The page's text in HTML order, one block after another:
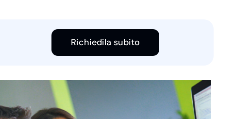
Richiedila subito